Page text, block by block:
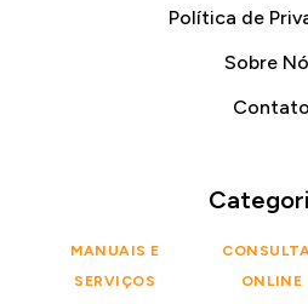
Política de
Sobre
Contato
MANUAIS E
SERVIÇOS
ONLINE